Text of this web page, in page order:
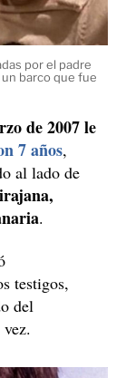
por el padre
barco que fue
de 2007 le
7 años,
al lado de
.
testigos,
del